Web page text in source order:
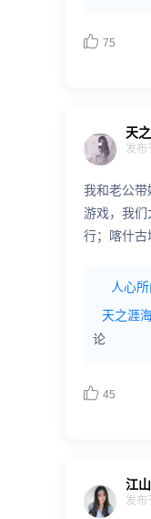
 75
天
发布
我和老公带
游戏，我们
行；喀什古
人心
天之涯
论
 45
江
发布